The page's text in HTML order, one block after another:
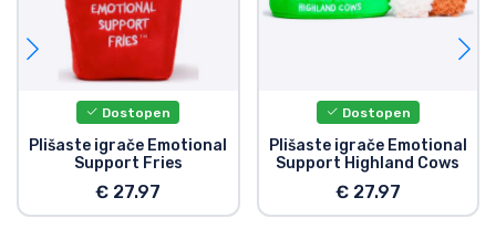
Dostopen
Plišaste igrače Emotional
Support Fries
€ 27.97
Dostopen
Plišaste igrače Emotional
Support Highland Cows
€ 27.97